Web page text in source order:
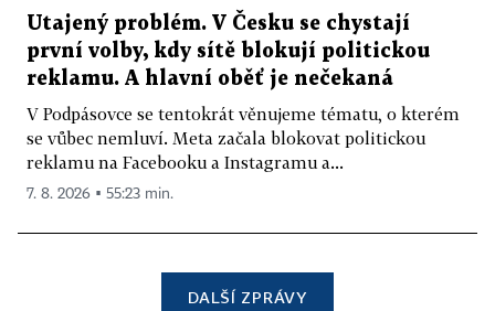
Utajený problém. V Česku se chystají
první volby, kdy sítě blokují politickou
reklamu. A hlavní oběť je nečekaná
V Podpásovce se tentokrát věnujeme tématu, o kterém
se vůbec nemluví. Meta začala blokovat politickou
reklamu na Facebooku a Instagramu a...
7. 8. 2026 ▪ 55:23 min.
DALŠÍ ZPRÁVY